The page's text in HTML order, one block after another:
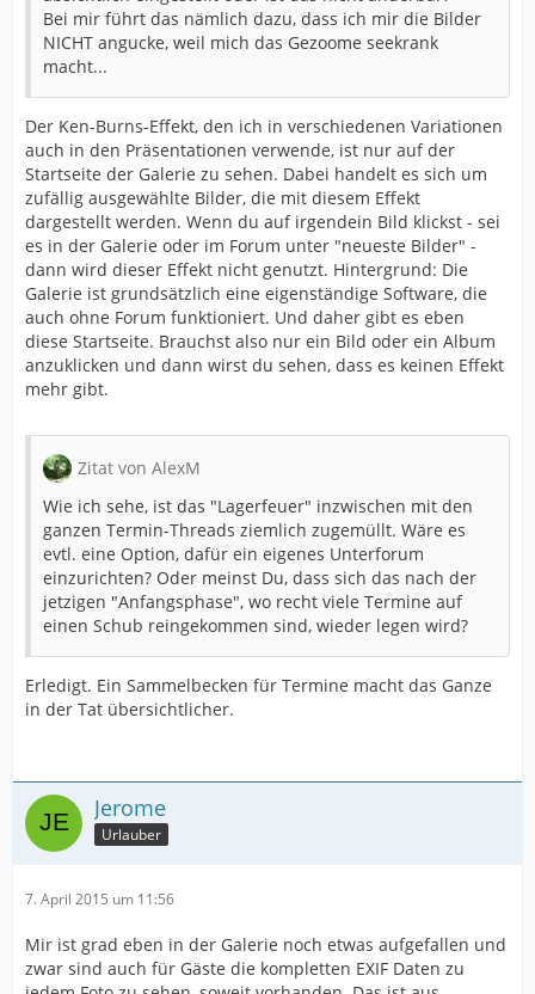
Bei mir führt das nämlich dazu, dass ich mir die Bilder
NICHT angucke, weil mich das Gezoome seekrank
macht...
Der Ken-Burns-Effekt, den ich in verschiedenen Variationen
auch in den Präsentationen verwende, ist nur auf der
Startseite der Galerie zu sehen. Dabei handelt es sich um
zufällig ausgewählte Bilder, die mit diesem Effekt
dargestellt werden. Wenn du auf irgendein Bild klickst - sei
es in der Galerie oder im Forum unter "neueste Bilder" -
dann wird dieser Effekt nicht genutzt. Hintergrund: Die
Galerie ist grundsätzlich eine eigenständige Software, die
auch ohne Forum funktioniert. Und daher gibt es eben
diese Startseite. Brauchst also nur ein Bild oder ein Album
anzuklicken und dann wirst du sehen, dass es keinen Effekt
mehr gibt.
Zitat von AlexM
Wie ich sehe, ist das "Lagerfeuer" inzwischen mit den
ganzen Termin-Threads ziemlich zugemüllt. Wäre es
evtl. eine Option, dafür ein eigenes Unterforum
einzurichten? Oder meinst Du, dass sich das nach der
jetzigen "Anfangsphase", wo recht viele Termine auf
einen Schub reingekommen sind, wieder legen wird?
Erledigt. Ein Sammelbecken für Termine macht das Ganze
in der Tat übersichtlicher.
Jerome
Urlauber
7. April 2015 um 11:56
Mir ist grad eben in der Galerie noch etwas aufgefallen und
zwar sind auch für Gäste die kompletten EXIF Daten zu